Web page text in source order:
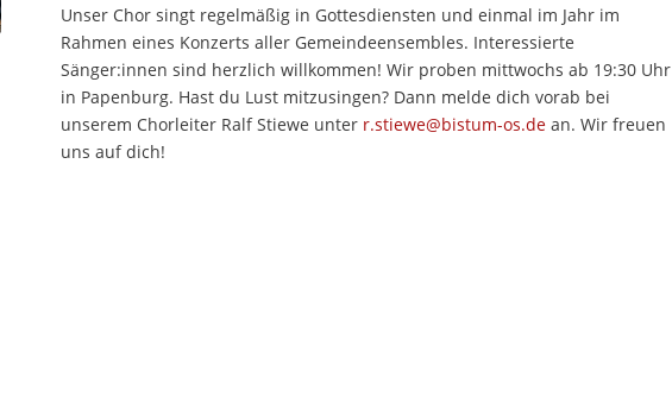
Unser Chor singt regelmäßig in Gottesdiensten und einmal im Jahr im
Rahmen eines Konzerts aller Gemeindeensembles. Interessierte
Sänger:innen sind herzlich willkommen! Wir proben mittwochs ab 19:30 Uhr
in Papenburg. Hast du Lust mitzusingen? Dann melde dich vorab bei
unserem Chorleiter Ralf Stiewe unter r.stiewe@bistum-os.de an. Wir freuen
uns auf dich!